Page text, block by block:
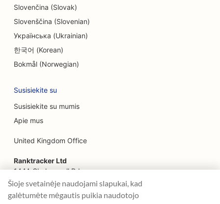
'Farm-to-Table' restoranų SEO
SEO veido pakėlimo paslaugoms
SEO šeimos restoranams
SEO finansų planuotojams
SEO greito maisto restoranams
SEO gėlininkams
SEO maisto prekybos centrams
Prancūzijos konditerijos parduotuvių SEO
Slovenčina (Slovak)
Slovenščina (Slovenian)
Українська (Ukrainian)
한국어 (Korean)
Bokmål (Norwegian)
Susisiekite su
Susisiekite su mumis
Apie mus
United Kingdom Office
Ranktracker Ltd
144A Clerkenwell Rd
London, EC1R 5DF
Company No: 08820809
felix@ranktracker.com
Šioje svetainėje naudojami slapukai, kad
galėtumėte mėgautis puikia naudotojo